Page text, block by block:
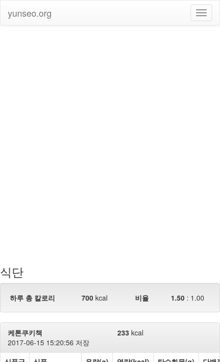
yunseo.org
식단
하루 총 칼로리 700kcal 비율 1.50 : 1.00
케톤쿠키책 233 kcal
2017-06-15 15:20:56 저장